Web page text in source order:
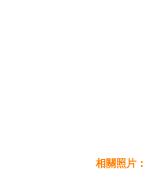
相關照片：